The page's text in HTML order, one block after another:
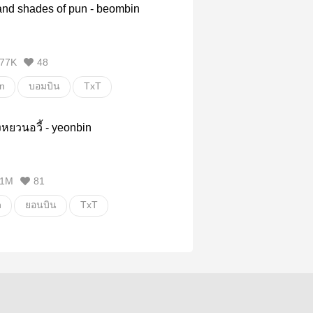
shades of pun - beombin
48
บอมบิน TxT
ยวนอวี้ - yeonbin
1M 81
ยอนบิน TxT